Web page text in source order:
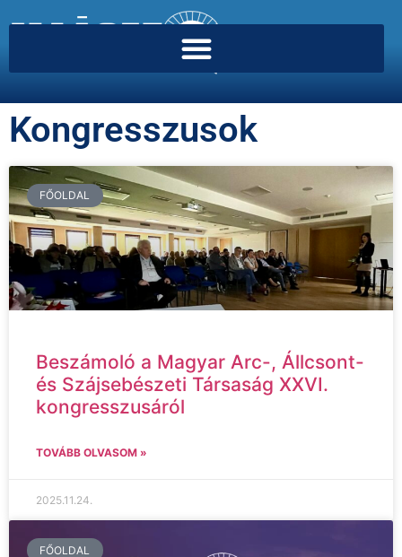
Kongresszusok
FŐOLDAL
Beszámoló a Magyar Arc-, Állcsont-
és Szájsebészeti Társaság XXVI.
kongresszusáról
TOVÁBB OLVASOM »
2025.11.24.
FŐOLDAL